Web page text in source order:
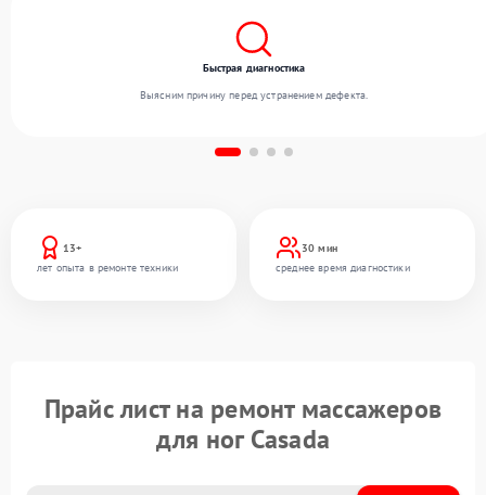
13+
лет опыта в ремонте техники
30 мин
среднее время диагностики
Быстрая диагностика
Выясним причину перед устранением дефекта.
Прайс лист на ремонт массажеров
для ног Casada